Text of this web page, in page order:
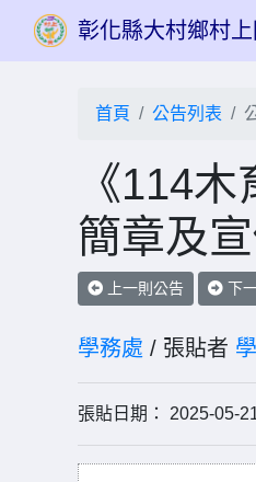
彰化縣大村鄉村
首頁 公告列表
《114
簡章及
上一則公告 下
學務處 / 張貼者
張貼日期： 2025-05-